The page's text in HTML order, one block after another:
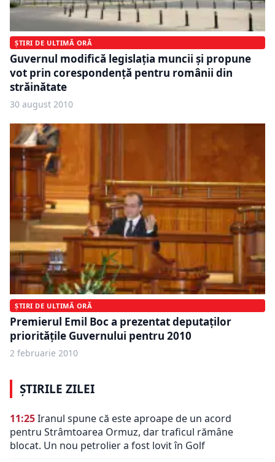
ȘTIRI DE ULTIMĂ ORĂ
Guvernul modifică legislaţia muncii şi propune
vot prin corespondenţă pentru românii din
străinătate
30 august 2010
ȘTIRI DE ULTIMĂ ORĂ
Premierul Emil Boc a prezentat deputaţilor
priorităţile Guvernului pentru 2010
2 februarie 2010
ȘTIRILE ZILEI
11:25Iranul spune că este aproape de un acord
pentru Strâmtoarea Ormuz, dar traficul rămâne
blocat. Un nou petrolier a fost lovit în Golf